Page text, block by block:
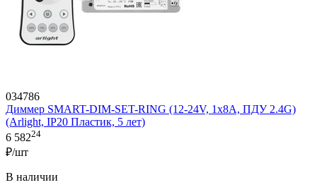
034786
Диммер SMART-DIM-SET-RING (12-24V, 1x8A, ПДУ 2.4G)
(Arlight, IP20 Пластик, 5 лет)
6 58224
₽/шт
В наличии